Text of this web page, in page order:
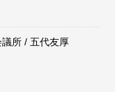
所 / 五代友厚